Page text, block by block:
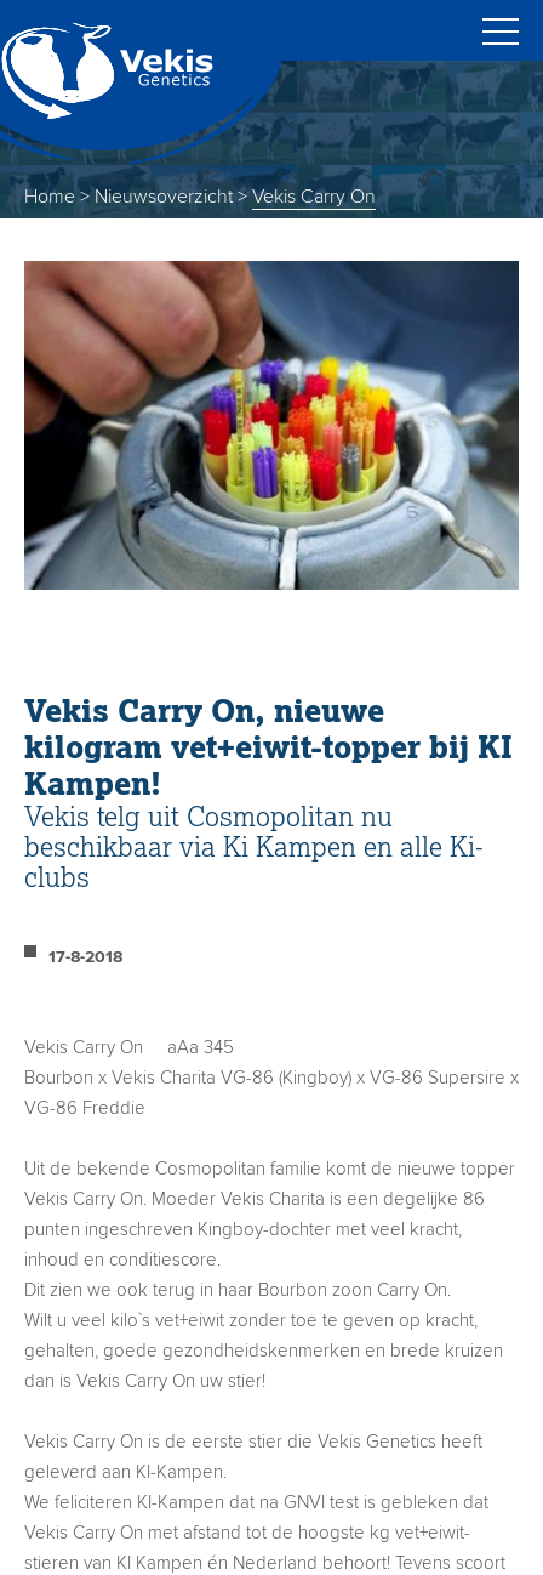
Home > Nieuwsoverzicht>Vekis Carry On
Vekis Carry On, nieuwe
kilogram vet+eiwit-topper bij KI
Kampen!
Vekis telg uit Cosmopolitan nu
beschikbaar via Ki Kampen en alle Ki-
clubs
17-8-2018
Vekis Carry On aAa 345
Bourbon x Vekis Charita VG-86 (Kingboy) x VG-86 Supersire x
VG-86 Freddie
Uit de bekende Cosmopolitan familie komt de nieuwe topper
Vekis Carry On. Moeder Vekis Charita is een degelijke 86
punten ingeschreven Kingboy-dochter met veel kracht,
inhoud en conditiescore.
Dit zien we ook terug in haar Bourbon zoon Carry On.
Wilt u veel kilo`s vet+eiwit zonder toe te geven op kracht,
gehalten, goede gezondheidskenmerken en brede kruizen
dan is Vekis Carry On uw stier!
Vekis Carry On is de eerste stier die Vekis Genetics heeft
geleverd aan KI-Kampen.
We feliciteren KI-Kampen dat na GNVI test is gebleken dat
Vekis Carry On met afstand tot de hoogste kg vet+eiwit-
stieren van KI Kampen én Nederland behoort! Tevens scoort